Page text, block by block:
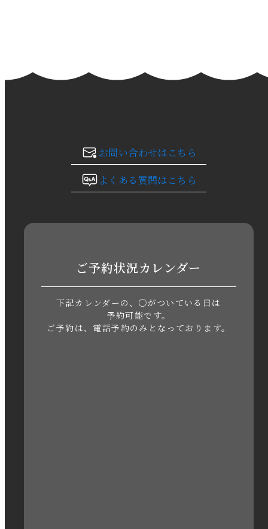
2024年1月
2023年10月
2023年8月
2023年5月
お問い合わせはこちら
よくある質問はこちら
ご予約状況カレンダー
下記カレンダーの、○がついている日は
予約可能です。
ご予約は、電話予約のみとなっております。